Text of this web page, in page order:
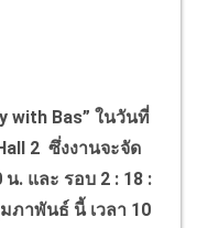
Bas” ในวันที่
2 ซึ่งงานจะจัด
. และ รอบ 2 : 18 :
ภาพันธ์ นี้ เวลา 10